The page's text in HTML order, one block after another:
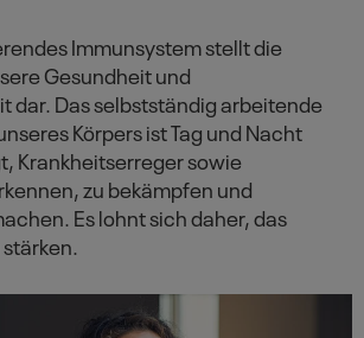
Immunsystem stellt die
Gesundheit und
dar. Das selbstständig arbeitende
Körpers ist Tag und Nacht
Krankheitserreger sowie
zu bekämpfen und
Es lohnt sich daher, das